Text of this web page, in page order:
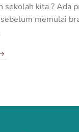
sekolah kita ? Ada
memulai